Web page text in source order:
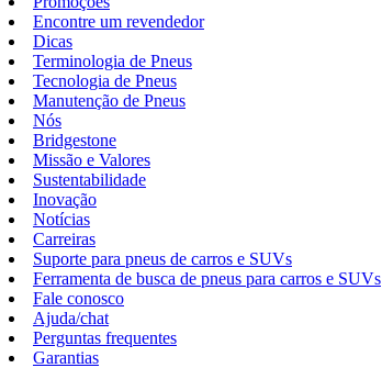
Encontre um revendedor
Dicas
Terminologia de Pneus
Tecnologia de Pneus
Manutenção de Pneus
Nós
Bridgestone
Missão e Valores
Sustentabilidade
Inovação
Notícias
Carreiras
Suporte para pneus de carros e SUVs
Ferramenta de busca de pneus para carros e SUVs
Fale conosco
Ajuda/chat
Perguntas frequentes
Garantias